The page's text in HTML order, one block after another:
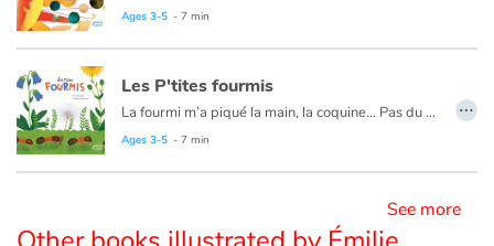
Activities and workshops
Dyslexia and reading disorders
Ages 3-5 - 7 min
Les P'tites fourmis
La fourmi m’a piqué la main, la coquine… Pas du tout ! Les fourmis sont des insectes extraordinaires ! Dans la fourmilière, la vie ne s’arrête jamais : naissances, transformations, récoltes, nettoyages… Chaque fourmi joue un rôle et celui-ci pourra évoluer : les ouvrières-nourrices deviennent des bâtisseuses, des éleveuses de pucerons, des guerrières face aux prédateurs… La reine reproductrice fondera un nouveau nid ! Toute une organisation pour le bien de la colonie entière…Un album à destination des plus jeunes pour découvrir la vie fascinante de ces petites bêtes !
Ages 3-5 - 7 min
…
See more